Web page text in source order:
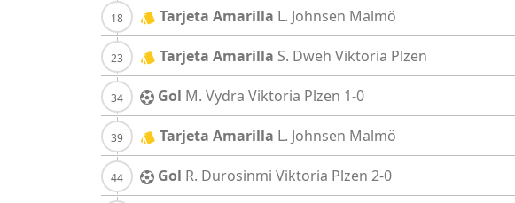
Tarjeta Amarilla L. Johnsen Malmö
Tarjeta Amarilla S. Dweh Viktoria Plzen
Gol M. Vydra Viktoria Plzen 1-0
Tarjeta Amarilla L. Johnsen Malmö
Gol R. Durosinmi Viktoria Plzen 2-0